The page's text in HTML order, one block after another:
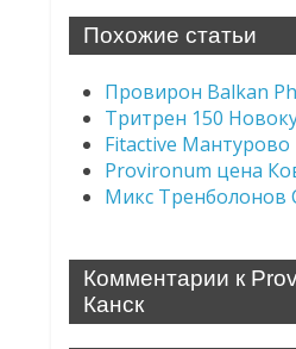
Похожие статьи
Провирон Balkan
Тритрен 150
Fitactive Мантурово
Provironum цена
Микс Тренболонов
Комментарии к
Канск